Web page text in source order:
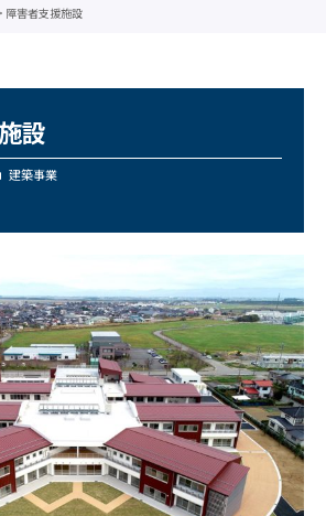
障害者支援施設
設
建築事業